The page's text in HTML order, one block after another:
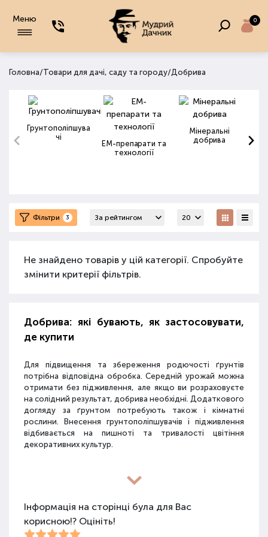
Меню 0
Головна/Товари для дачі, саду та городу/Добрива
Грунтополіпшува
чі
ЕМ-препарати та
технології
Мінеральні
добрива
Фільтри 3
Не знайдено товарів у цій категорії. Спробуйте
змінити критерії фільтрів.
Добрива: які бувають, як застосовувати,
де купити
Для підвищення та збереження родючості ґрунтів
потрібна відповідна обробка. Середній урожай можна
отримати без підживлення, але якщо ви розраховуєте
на солідний результат, добрива необхідні. Додаткового
догляду за ґрунтом потребують також і кімнатні
рослини. Внесення грунтополіпшувачів і підживлення
відбивається на пишноті та тривалості цвітіння
декоративних культур.
Різновиди засобів для покращення
Для покращення поживних якостей ґрунту
використовуються різні види засобів: мінеральні
Інформація на сторінці була для Вас
корисною!? Оцініть!